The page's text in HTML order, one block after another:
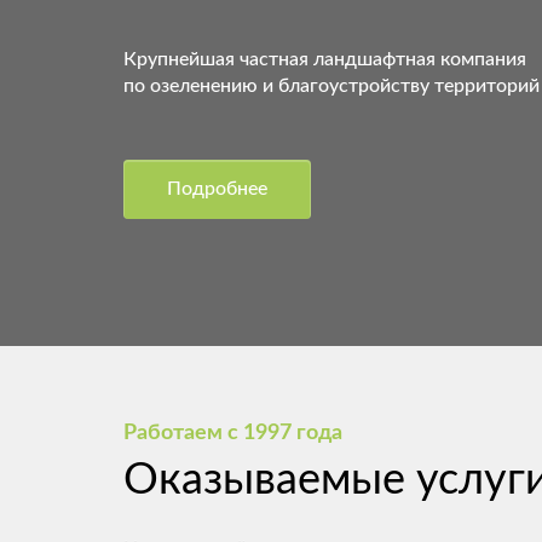
Крупнейшая частная ландшафтная компания
по озеленению и благоустройству
Подробнее
Работаем с 1997 года
Оказываемые